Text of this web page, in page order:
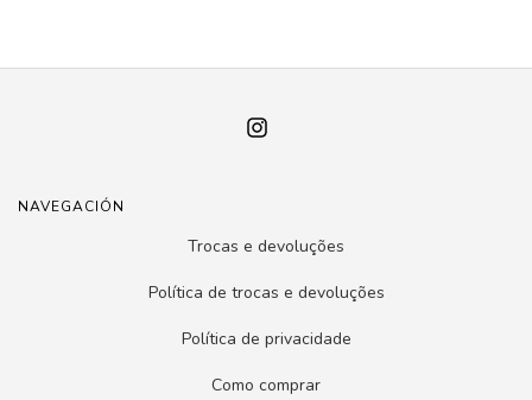
NAVEGACIÓN
Trocas e devoluções
Política de trocas e devoluções
Política de privacidade
Como comprar